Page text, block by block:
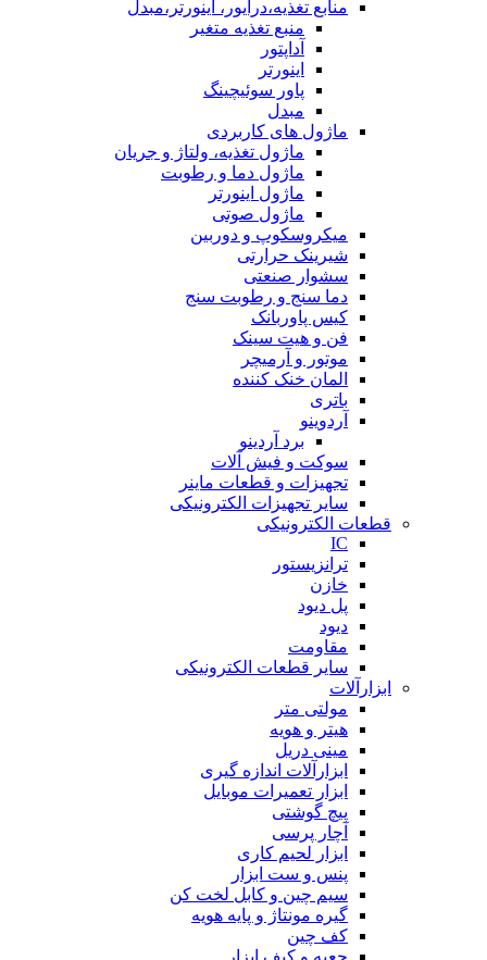
منابع تغذیه،درایور، اینورتر،مبدل
منبع تغذیه متغیر
آداپتور
اینورتر
پاور سوئیچینگ
مبدل
ماژول های کاربردی
ماژول تغذیه، ولتاژ و جریان
ماژول دما و رطوبت
ماژول اینورتر
ماژول صوتی
میکروسکوپ و دوربین
شیرینک حرارتی
سشوار صنعتی
دما سنج و رطوبت سنج
کیس پاوربانک
فن و هیت سینک
موتور و آرمیچر
المان خنک کننده
باتری
آردوینو
برد آردینو
سوکت و فیش آلات
تجهیزات و قطعات ماینر
سایر تجهیزات الکترونیکی
قطعات الکترونیکی
IC
ترانزیستور
خازن
پل دیود
دیود
مقاومت
سایر قطعات الکترونیکی
ابزارآلات
مولتی متر
هیتر و هویه
مینی دریل
ابزارآلات اندازه گیری
ابزار تعمیرات موبایل
پیچ گوشتی
آچار پرسی
ابزار لحیم کاری
پنس و ست ابزار
سیم چین و کابل لخت کن
گیره مونتاژ و پایه هویه
کف چین
جعبه و کیف ابزار